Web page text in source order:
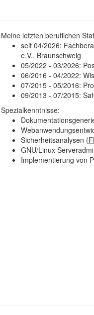
Meine letzten beruflichen
seit 04/2026:
e.V., Braunschweig
05/2022 - 03/2026:
06/2016 - 04/2022:
07/2015 - 05/2016:
09/2013 - 07/2015:
Spezialkenntnisse:
Sicherheitsanalysen (
GNU/Linux
Implementierung von